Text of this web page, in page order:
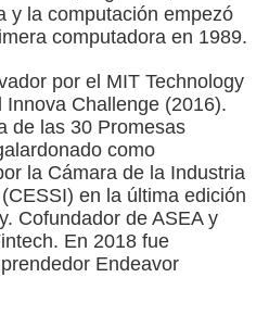
y la computación empezó
computadora en 1989.
por el MIT Technology
Challenge (2016).
de las 30 Promesas
como
la Cámara de la Industria
en la última edición
Cofundador de ASEA y
En 2018 fue
Endeavor